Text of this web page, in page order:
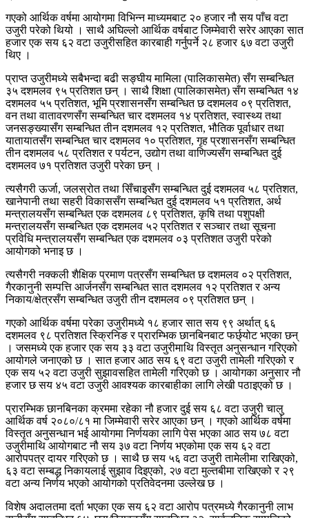
गएको आर्थिक वर्षमा आयोगमा विभिन्न माध्यमबाट २० हजार नौ सय पाँच वटा
उजुरी परेको थियो । साथै अघिल्लो आर्थिक वर्षबाट जिम्मेवारी सरेर आएका सात
हजार एक सय ६२ वटा उजुरीसहित कारबाही गर्नुपर्ने २८ हजार ६७ वटा उजुरी
थिए ।
प्राप्त उजुरीमध्ये सबैभन्दा बढी सङ्घीय मामिला (पालिकासमेत) सँग सम्बन्धित
३५ दशमलव ९५ प्रतिशत छन् । साथै शिक्षा (पालिकासमेत) सँग सम्बन्धित १४
दशमलव ५५ प्रतिशत, भूमि प्रशासनसँग सम्बन्धित छ दशमलव ०९ प्रतिशत,
वन तथा वातावरणसँग सम्बन्धित चार दशमलव १४ प्रतिशत, स्वास्थ्य तथा
जनसङ्ख्यासँग सम्बन्धित तीन दशमलव १२ प्रतिशत, भौतिक पूर्वाधार तथा
यातायातसँग सम्बन्धित चार दशमलव १० प्रतिशत, गृह प्रशासनसँग सम्बन्धित
तीन दशमलव ५८ प्रतिशत र पर्यटन, उद्योग तथा वाणिज्यसँग सम्बन्धित दुई
दशमलव ७१ प्रतिशत उजुरी परेका छन् ।
त्यसैगरी ऊर्जा, जलस्रोत तथा सिँचाइसँग सम्बन्धित दुई दशमलव ५८ प्रतिशत,
खानेपानी तथा सहरी विकाससँग सम्बन्धित दुई दशमलव ५१ प्रतिशत, अर्थ
मन्त्रालयसँग सम्बन्धित एक दशमलव ८९ प्रतिशत, कृषि तथा पशुपक्षी
मन्त्रालयसँग सम्बन्धित एक दशमलव ५२ प्रतिशत र सञ्चार तथा सूचना
प्रविधि मन्त्रालयसँग सम्बन्धित एक दशमलव ०३ प्रतिशत उजुरी परेको
आयोगको भनाइ छ ।
त्यसैगरी नक्कली शैक्षिक प्रमाण पत्रसँग सम्बन्धित छ दशमलव ०२ प्रतिशत,
गैरकानुनी सम्पत्ति आर्जनसँग सम्बन्धित सात दशमलव १२ प्रतिशत र अन्य
निकाय/क्षेत्रसँग सम्बन्धित उजुरी तीन दशमलव ०९ प्रतिशत छन् ।
गएको आर्थिक वर्षमा परेका उजुरीमध्ये १८ हजार सात सय ९९ अर्थात् ६६
दशमलव ९८ प्रतिशत स्क्रिनिङ र प्रारम्भिक छानबिनबाट फर्छ्योट भएका छन्
। जसमध्ये एक हजार एक सय ३३ वटा उजुरीमाथि विस्तृत अनुसन्धान गरिएको
आयोगले जनाएको छ । सात हजार आठ सय ६९ वटा उजुरी तामेली गरिएको र
एक सय ५२ वटा उजुरी सुझावसहित तामेली गरिएको छ । आयोगका अनुसार नौ
हजार छ सय ४५ वटा उजुरी आवश्यक कारबाहीका लागि लेखी पठाइएको छ ।
प्रारम्भिक छानबिनका क्रममा रहेका नौ हजार दुई सय ६८ वटा उजुरी चालु
आर्थिक वर्ष २०८०/८१ मा जिम्मेवारी सरेर आएका छन् । गएको आर्थिक वर्षमा
विस्तृत अनुसन्धान भई आयोगमा निर्णयका लागि पेस भएका आठ सय ७८ वटा
उजुरीमाथि आयोगबाट नौ सय ३७ वटा निर्णय भएकोमा एक सय ६२ वटा
आरोपपत्र दायर गरिएको छ । साथै छ सय ५६ वटा उजुरी तामेलीमा राखिएको,
६३ वटा सम्बद्ध निकायलाई सुझाव दिइएको, २७ वटा मुल्तबीमा राखिएको र २९
वटा अन्य निर्णय भएको आयोगको प्रतिवेदनमा उल्लेख छ ।
विशेष अदालतमा दर्ता भएका एक सय ६२ वटा आरोप पत्रमध्ये गैरकानुनी लाभ